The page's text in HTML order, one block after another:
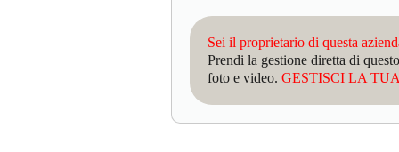
Sei il proprietario di questa
Prendi la gestione diretta di
foto e video. GESTISCI LA